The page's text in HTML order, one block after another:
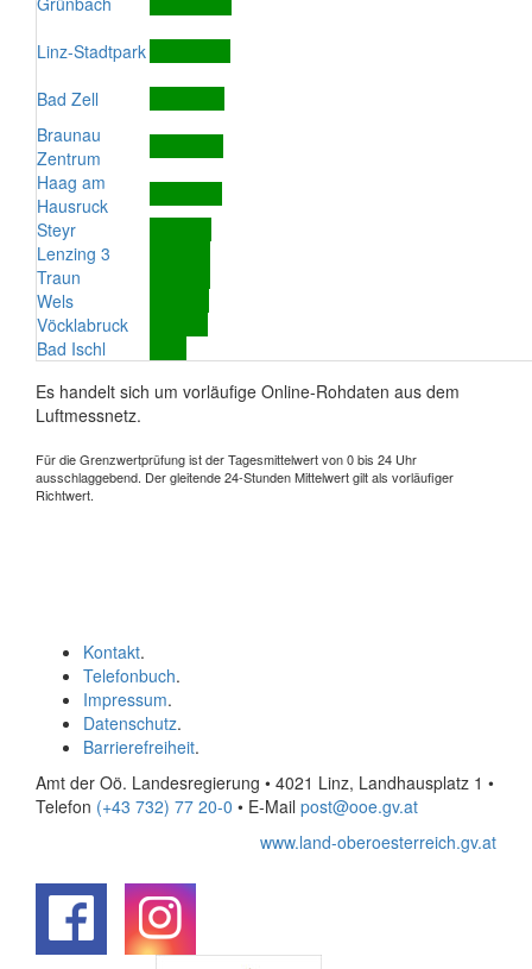
Linz-Stadtpark
Bad Zell
Braunau
Zentrum
Haag am
Hausruck
Steyr
Lenzing 3
Traun
Wels
Vöcklabruck
Bad Ischl
Es handelt sich um vorläufige Online-Rohdaten aus dem
Luftmessnetz.
Für die Grenzwertprüfung ist der Tagesmittelwert von 0 bis 24 Uhr
ausschlaggebend. Der gleitende 24-Stunden Mittelwert gilt als vorläufiger
Richtwert.
Kontakt.
Telefonbuch.
Impressum.
Datenschutz.
Barrierefreiheit.
Amt der Oö. Landesregierung • 4021 Linz, Landhausplatz 1 •
Telefon (+43 732) 77 20-0 • E-Mail post@ooe.gv.at
www.land-oberoesterreich.gv.at